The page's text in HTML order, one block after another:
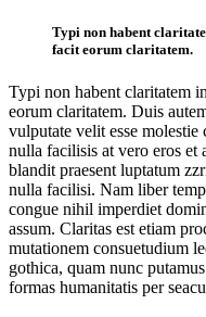
Typi non habent
facit eorum claritatem.
Typi non habent claritatem
eorum claritatem. Duis
vulputate velit esse
nulla facilisis at vero eros et
blandit praesent luptatum
nulla facilisi. Nam liber
congue nihil imperdiet
assum. Claritas est etiam
mutationem consuetudium
gothica, quam nunc
formas humanitatis per